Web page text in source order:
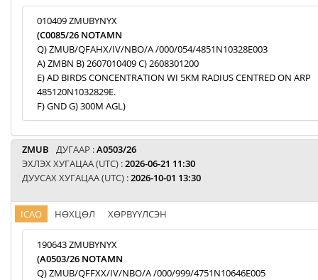
010409 ZMUBYNYX
(C0085/26 NOTAMN
Q) ZMUB/QFAHX/IV/NBO/A /000/054/4851N10328E003
A) ZMBN B) 2607010409 C) 2608301200
E) AD BIRDS CONCENTRATION WI 5KM RADIUS CENTRED ON ARP
485120N1032829E.
F) GND G) 300M AGL)
ZMUB ДУГААР :A0503/26
ЭХЛЭХ ХУГАЦАА (UTC) :2026-06-21 11:30
ДУУСАХ ХУГАЦАА (UTC) :2026-10-01 13:30
ICAO НӨХЦӨЛ ХӨРВҮҮЛСЭН
190643 ZMUBYNYX
(A0503/26 NOTAMN
Q) ZMUB/QFFXX/IV/NBO/A /000/999/4751N10646E005